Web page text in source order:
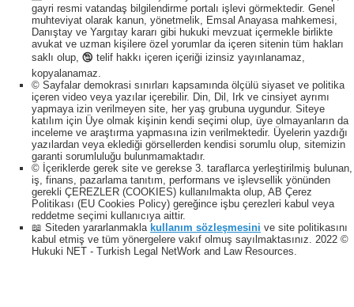
gayri resmi vatandaş bilgilendirme portalı işlevi görmektedir. Genel
muhteviyat olarak kanun, yönetmelik, Emsal Anayasa mahkemesi,
Danıştay ve Yargıtay kararı gibi hukuki mevzuat içermekle birlikte
avukat ve uzman kişilere özel yorumlar da içeren sitenin tüm hakları
saklı olup, 🕲 telif hakkı içeren içeriği izinsiz yayınlanamaz,
kopyalanamaz.
© Sayfalar demokrasi sınırları kapsamında ölçülü siyaset ve politika
içeren video veya yazılar içerebilir. Din, Dil, Irk ve cinsiyet ayrımı
yapmaya izin verilmeyen site, her yaş grubuna uygundur. Siteye
katılım için Üye olmak kişinin kendi seçimi olup, üye olmayanların da
inceleme ve araştırma yapmasına izin verilmektedir. Üyelerin yazdığı
yazılardan veya eklediği görsellerden kendisi sorumlu olup, sitemizin
garanti sorumluluğu bulunmamaktadır.
© İçeriklerde gerek site ve gerekse 3. taraflarca yerleştirilmiş bulunan,
iş, finans, pazarlama tanıtım, performans ve işlevsellik yönünden
gerekli ÇEREZLER (COOKIES) kullanılmakta olup, AB Çerez
Politikası (EU Cookies Policy) gereğince işbu çerezleri kabul veya
reddetme seçimi kullanıcıya aittir.
📖 Siteden yararlanmakla kullanım sözleşmesini ve site politikasını
kabul etmiş ve tüm yönergelere vakıf olmuş sayılmaktasınız. 2022 ©
Hukuki NET - Turkish Legal NetWork and Law Resources.